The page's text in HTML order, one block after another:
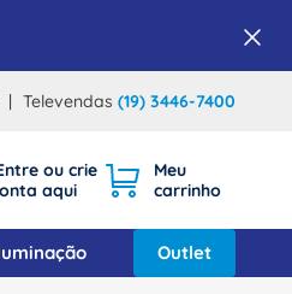
Televendas (19) 3446-7400
Outlet